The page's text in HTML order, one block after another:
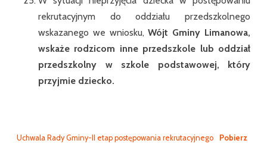
rekrutacyjnym do oddziału przedszkolnego
wskazanego we wniosku,Wójt Gminy Limanowa,
wskaże rodzicom inne przedszkole lub oddział
przedszkolny w szkole podstawowej, który
przyjmie dziecko.
Uchwala Rady Gminy-II etap postępowania rekrutacyjnego Pobierz